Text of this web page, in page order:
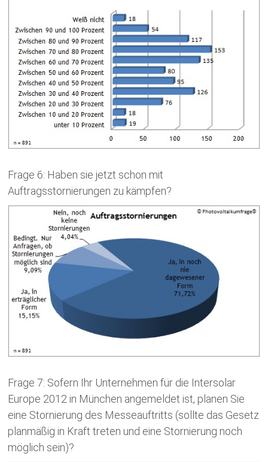
Frage 6: Haben sie jetzt schon mit
Auftragsstornierungen zu kämpfen?
Frage 7: Sofern Ihr Unternehmen für die Intersolar
Europe 2012 in München angemeldet ist, planen Sie
eine Stornierung des Messeauftritts (sollte das Gesetz
planmäßig in Kraft treten und eine Stornierung noch
möglich sein)?